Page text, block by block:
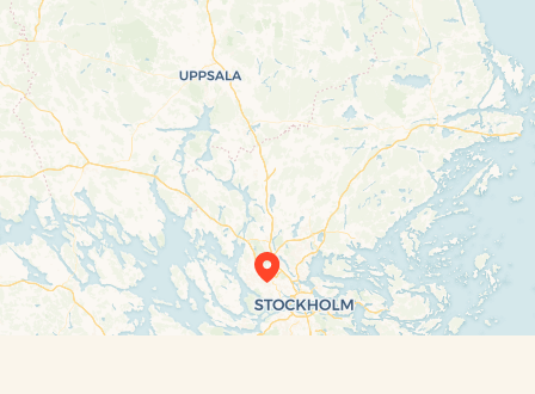
Travelers’ Map is loading…
If you see this after your page is loaded
completely, leafletJS files are missing.